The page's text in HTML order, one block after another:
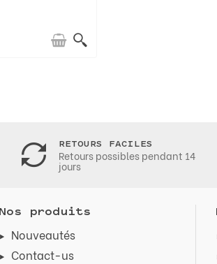
RETOURS FACILES
Retours possibles pendant 14
jours
Nos produits
Nouveautés
Contact-us